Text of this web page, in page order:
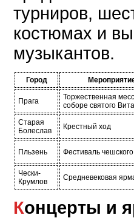
турниров,
костюмах и
музыкантов.
Город
Прага
Торжественная
соборе святого Вита
Старая
Болеслав
Крестный ход
Пльзень Фестиваль
Чески-
Крумлов
Средневековая
Концерты и